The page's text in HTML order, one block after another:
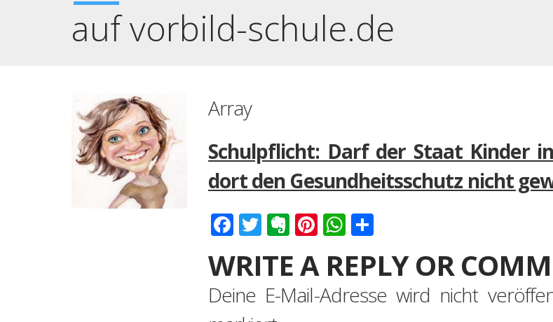
auf vorbild-schule.de
Array
Schulpflicht: Darf der Staat Kinder
dort den Gesundheitsschutz nicht
Facebook
Twitter
Evernote
Pinterest
WhatsApp
WRITE A REPLY OR
Deine E-Mail-Adresse wird nicht